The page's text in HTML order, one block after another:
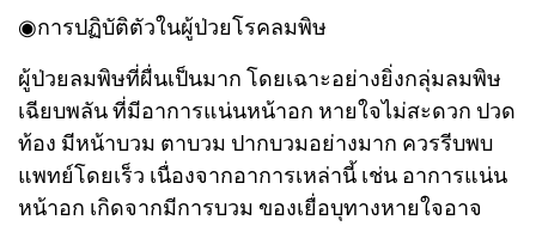
◉การปฏิบัติตัวในผู้ป่วยโรคลมพิษ
ผู้ป่วยลมพิษที่ผื่นเป็นมาก โดยเฉาะอย่างยิ่งกลุ่มลมพิษ
เฉียบพลัน ที่มีอาการแน่นหน้าอก หายใจไม่สะดวก ปวด
ท้อง มีหน้าบวม ตาบวม ปากบวมอย่างมาก ควรรีบพบ
แพทย์โดยเร็ว เนื่องจากอาการเหล่านี้ เช่น อาการแน่น
หน้าอก เกิดจากมีการบวม ของเยื่อบุทางหายใจอาจ